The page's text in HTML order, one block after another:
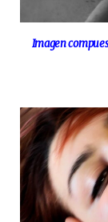
Imagen